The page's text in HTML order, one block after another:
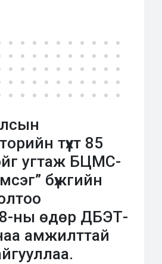
түүхт 85
угтаж БЦМС-
бүжгийн
ны өдөр ДБЭТ-
амжилттай